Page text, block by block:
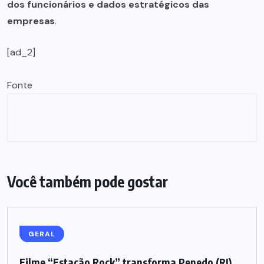
dos funcionários e dados estratégicos das
empresas.
[ad_2]
Fonte
Você também pode gostar
GERAL